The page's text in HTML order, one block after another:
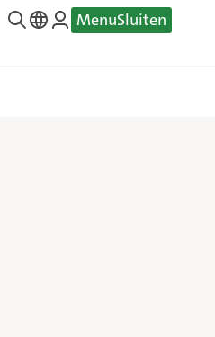
—
MenuSluiten